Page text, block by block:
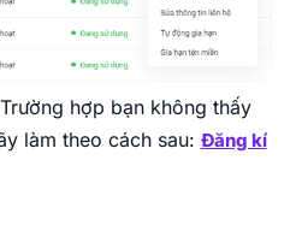
hợp bạn không thấy
làm theo cách sau: Đăng kí